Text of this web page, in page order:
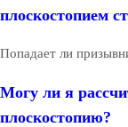
плоскостопием
Попадает ли
Могу ли я
плоскостопию?